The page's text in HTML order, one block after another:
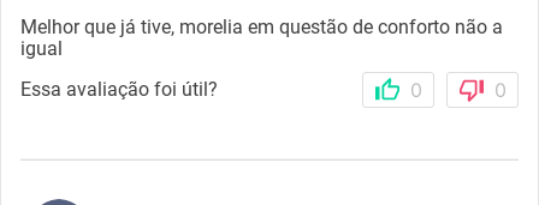
Melhor que já tive, morelia em questão de conforto não a
igual
Essa avaliação foi útil?
0 0